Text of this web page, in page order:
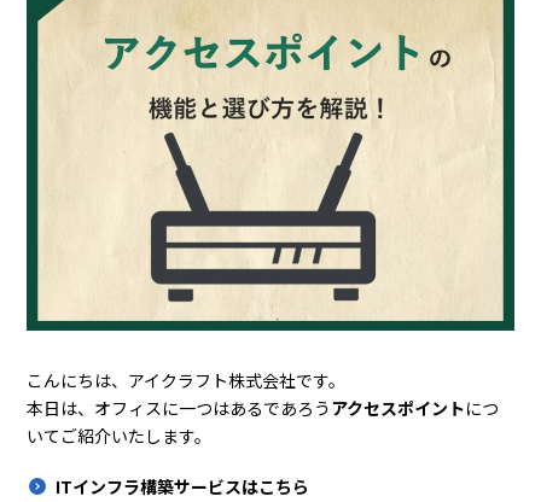
こんにちは、アイクラフト株式会社です。
本日は、オフィスに一つはあるであろうアクセスポイントにつ
いてご紹介いたします。
ITインフラ構築サービスはこちら